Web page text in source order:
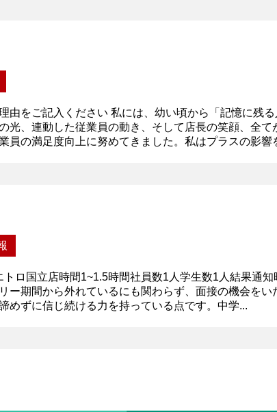
由をご記入ください 私には、幼い頃から「記憶に残
光、連動した従業員の動き、そして店長の笑顔、全
員の満足度向上に努めてきました。私はプラスの影響
トロ国立店時間1~1.5時間社員数1人学生数1人結果
ー期間から外れているにも関わらず、面接の機会を
めずに信じ続ける力を持っている点です。中学...